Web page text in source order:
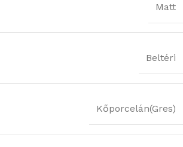
Matt
Beltéri
Kőporcelán(Gres)